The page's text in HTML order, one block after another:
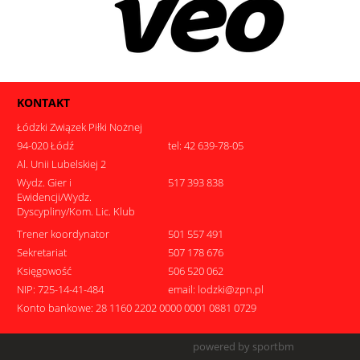
KONTAKT
Łódzki Związek Piłki Nożnej
94-020 Łódź
tel: 42 639-78-05
Al. Unii Lubelskiej 2
Wydz. Gier i
Ewidencji/Wydz.
Dyscypliny/Kom. Lic. Klub
517 393 838
Trener koordynator
501 557 491
Sekretariat
507 178 676
Księgowość
506 520 062
NIP: 725-14-41-484
email: lodzki@zpn.pl
Konto bankowe: 28 1160 2202 0000 0001 0881 0729
powered by sportbm